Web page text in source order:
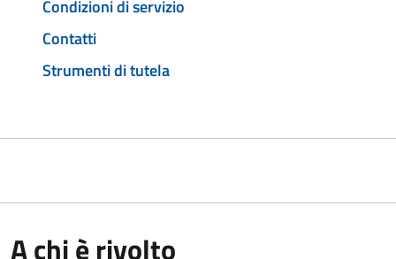
Condizioni di servizio
Contatti
Strumenti di tutela
A chi è rivolto